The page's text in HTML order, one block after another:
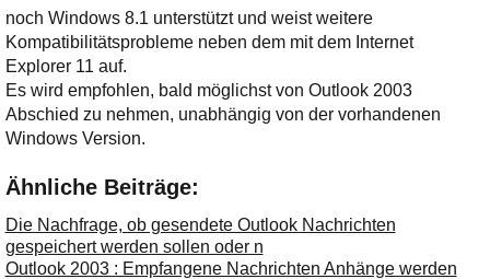
noch Windows 8.1 unterstützt und weist weitere
Kompatibilitätsprobleme neben dem mit dem Internet
Explorer 11 auf.
Es wird empfohlen, bald möglichst von Outlook 2003
Abschied zu nehmen, unabhängig von der vorhandenen
Windows Version.
Ähnliche Beiträge:
Die Nachfrage, ob gesendete Outlook Nachrichten
gespeichert werden sollen oder n
Outlook 2003 : Empfangene Nachrichten Anhänge werden